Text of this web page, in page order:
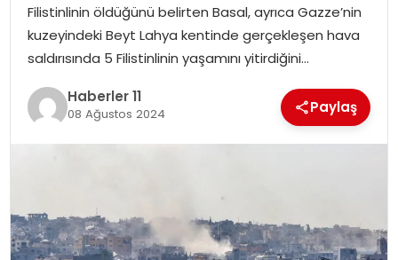
YAŞAM
Filistinlinin öldüğünü belirten Basal, ayrıca Gazze’nin
kuzeyindeki Beyt Lahya kentinde gerçekleşen hava
saldırısında 5 Filistinlinin yaşamını yitirdiğini…
Haberler 11
08 Ağustos 2024 Paylaş